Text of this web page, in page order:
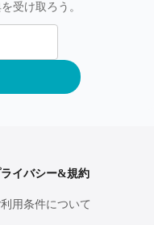
受け取ろう。
イバシー&規約
利用条件について